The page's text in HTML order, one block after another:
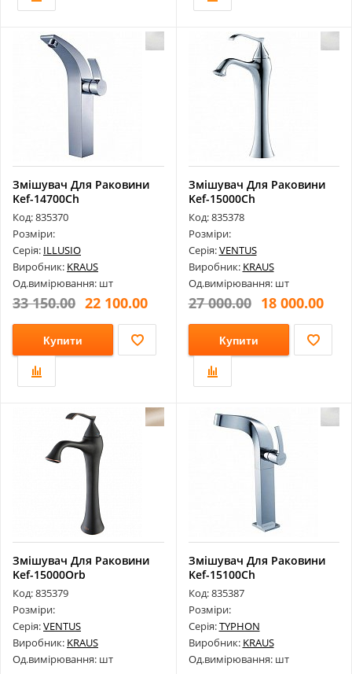
Змішувач Для Раковини
Kef-14700Ch
Код: 835370
Розміри:
Серія: ILLUSIO
Виробник: KRAUS
Од.вимірювання: шт
33 150.00 22 100.00
Купити
Змішувач Для Раковини
Kef-15000Ch
Код: 835378
Розміри:
Серія:VENTUS
Виробник: KRAUS
Од.вимірювання: шт
27 000.00 18 000.00
Купити
Змішувач Для Раковини
Kef-15000Orb
Код: 835379
Розміри:
Серія:VENTUS
Виробник: KRAUS
Од.вимірювання: шт
Змішувач Для Раковини
Kef-15100Ch
Код: 835387
Розміри:
Серія:TYPHON
Виробник: KRAUS
Од.вимірювання: шт